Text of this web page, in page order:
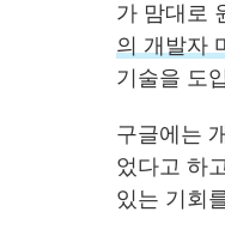
가 맘대로
의 개발자
기술을 도
구글에는
었다고 하
있는 기회